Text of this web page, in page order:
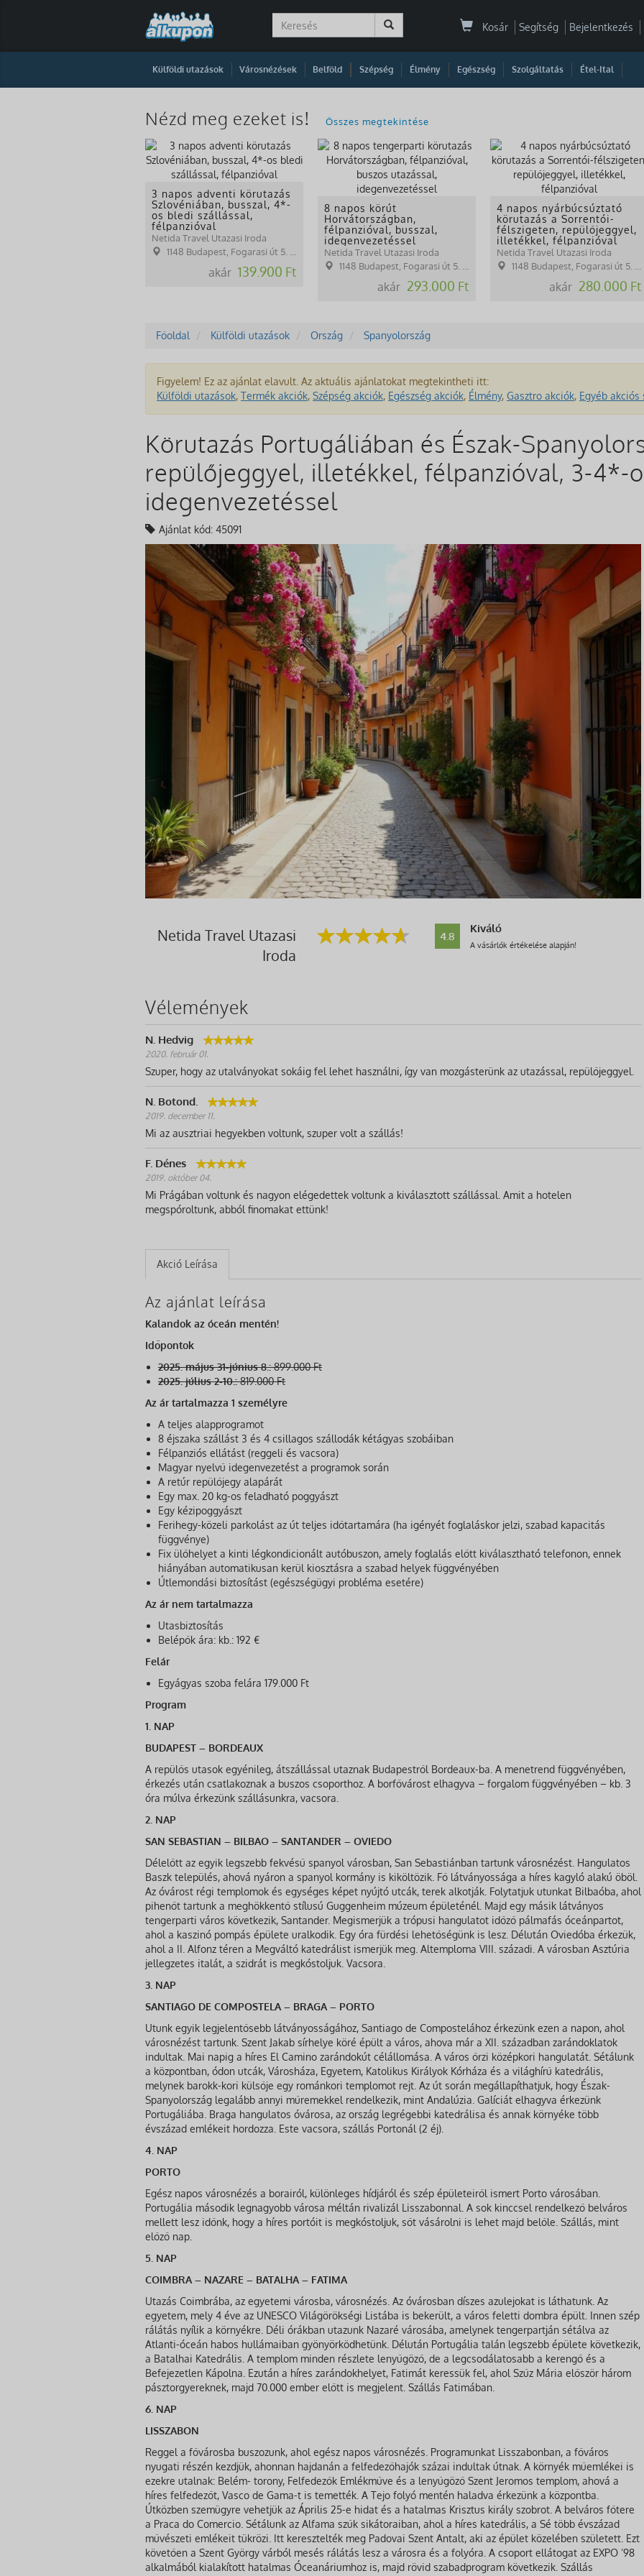
Kosár Segítség Bejelentkezés
Külföldi utazások Városnézések Belföld Szépség Élmény Egészség Szolgáltatás Étel-Ital
Nézd meg ezeket is! Összes megtekintése
3 napos adventi körutazás
Szlovéniában, busszal, 4*-
os bledi szállással,
félpanzióval
Netida Travel Utazasi Iroda
1148 Budapest, Fogarasi út 5. 27. ép.( (NINCS SZEMÉLYES ÜGYFÉLFOGADÁS)
akár 139.900 Ft
8 napos körút
Horvátországban,
félpanzióval, busszal,
idegenvezetéssel
Netida Travel Utazasi Iroda
1148 Budapest, Fogarasi út 5. 27. ép.( (NINCS SZEMÉLYES ÜGYFÉLFOGADÁS)
akár 293.000 Ft
4 napos nyárbúcsúztató
körutazás a Sorrentói-
félszigeten, repülőjeggyel,
illetékkel, félpanzióval
Netida Travel Utazasi Iroda
1148 Budapest, Fogarasi út 5. 27. ép.( (NINCS SZEMÉLYES ÜGYFÉLFOGADÁS)
akár 280.000 Ft
Főoldal Külföldi utazások Ország Spanyolország
Figyelem! Ez az ajánlat elavult. Az aktuális ajánlatokat megtekintheti itt:
Külföldi utazások, Termék akciók, Szépség akciók, Egészség akciók, Élmény, Gasztro akciók, Egyéb
Körutazás Portugáliában és Észak-
repülőjeggyel, illetékkel, félpanzióval, 3-4*-
idegenvezetéssel
Ajánlat kód: 45091
Netida Travel Utazasi
Iroda
4.8
Kiváló
A vásárlók értékelése alapján!
Vélemények
N. Hedvig
2020. február 01.
Szuper, hogy az utalványokat sokáig fel lehet használni, így van mozgásterünk az utazással, repülőjeggyel.
N. Botond.
2019. december 11.
Mi az ausztriai hegyekben voltunk, szuper volt a szállás!
F. Dénes
2019. október 04.
Mi Prágában voltunk és nagyon elégedettek voltunk a kiválasztott szállással. Amit a hotelen
megspóroltunk, abból finomakat ettünk!
Akció Leírása
Az ajánlat leírása
Kalandok az óceán mentén!
Időpontok
2025. május 31-június 8.:899.000 Ft
2025. július 2-10.:819.000 Ft
Az ár tartalmazza 1 személyre
A teljes alapprogramot
8 éjszaka szállást 3 és 4 csillagos szállodák kétágyas szobáiban
Félpanziós ellátást (reggeli és vacsora)
Magyar nyelvű idegenvezetést a programok során
A retúr repülőjegy alapárát
Egy max. 20 kg-os feladható poggyászt
Egy kézipoggyászt
Ferihegy-közeli parkolást az út teljes időtartamára (ha igényét foglaláskor jelzi, szabad kapacitás
függvénye)
Fix ülőhelyet a kinti légkondicionált autóbuszon, amely foglalás előtt kiválasztható telefonon, ennek
hiányában automatikusan kerül kiosztásra a szabad helyek függvényében
Útlemondási biztosítást (egészségügyi probléma esetére)
Az ár nem tartalmazza
Utasbiztosítás
Belépők ára: kb.: 192 €
Felár
Egyágyas szoba felára 179.000 Ft
Program
1. NAP
BUDAPEST – BORDEAUX
A repülős utasok egyénileg, átszállással utaznak Budapestről Bordeaux-ba. A menetrend függvényében,
érkezés után csatlakoznak a buszos csoporthoz. A borfővárost elhagyva – forgalom függvényében – kb. 3
óra múlva érkezünk szállásunkra, vacsora.
2. NAP
SAN SEBASTIAN – BILBAO – SANTANDER – OVIEDO
Délelőtt az egyik legszebb fekvésű spanyol városban, San Sebastiánban tartunk városnézést. Hangulatos
Baszk település, ahová nyáron a spanyol kormány is kiköltözik. Fő látványossága a híres kagyló alakú öböl.
Az óvárost régi templomok és egységes képet nyújtó utcák, terek alkotják. Folytatjuk utunkat Bilbaóba, ahol
pihenőt tartunk a meghökkentő stílusú Guggenheim múzeum épületénél. Majd egy másik látványos
tengerparti város következik, Santander. Megismerjük a trópusi hangulatot időző pálmafás óceánpartot,
ahol a kaszinó pompás épülete uralkodik. Egy óra fürdési lehetőségünk is lesz. Délután Oviedóba érkezük,
ahol a II. Alfonz téren a Megváltó katedrálist ismerjük meg. Altemploma VIII. századi. A városban Asztúria
jellegzetes italát, a szidrát is megkóstoljuk. Vacsora.
3. NAP
SANTIAGO DE COMPOSTELA – BRAGA – PORTO
Utunk egyik legjelentősebb látványosságához, Santiago de Compostelához érkezünk ezen a napon, ahol
városnézést tartunk. Szent Jakab sírhelye köré épült a város, ahova már a XII. században zarándoklatok
indultak. Mai napig a híres El Camino zarándokút célállomása. A város őrzi középkori hangulatát. Sétálunk
a központban, ódon utcák, Városháza, Egyetem, Katolikus Királyok Kórháza és a világhírű katedrális,
melynek barokk-kori külsője egy románkori templomot rejt. Az út során megállapíthatjuk, hogy Észak-
Spanyolország legalább annyi műremekkel rendelkezik, mint Andalúzia. Galíciát elhagyva érkezünk
Portugáliába. Braga hangulatos óvárosa, az ország legrégebbi katedrálisa és annak környéke több
évszázad emlékeit hordozza. Este vacsora, szállás Portonál (2 éj).
4. NAP
PORTO
Egész napos városnézés a borairól, különleges hídjáról és szép épületeiről ismert Porto városában.
Portugália második legnagyobb városa méltán rivalizál Lisszabonnal. A sok kinccsel rendelkező belváros
mellett lesz időnk, hogy a híres portóit is megkóstoljuk, sőt vásárolni is lehet majd belőle. Szállás, mint
előző nap.
5. NAP
COIMBRA – NAZARE – BATALHA – FATIMA
Utazás Coimbrába, az egyetemi városba, városnézés. Az óvárosban díszes azulejokat is láthatunk. Az
egyetem, mely 4 éve az UNESCO Világörökségi Listába is bekerült, a város feletti dombra épült. Innen szép
rálátás nyílik a környékre. Déli órákban utazunk Nazaré városába, amelynek tengerpartján sétálva az
Atlanti-óceán habos hullámaiban gyönyörködhetünk. Délután Portugália talán legszebb épülete következik,
a Batalhai Katedrális. A templom minden részlete lenyűgöző, de a legcsodálatosabb a kerengő és a
Befejezetlen Kápolna. Ezután a híres zarándokhelyet, Fatimát keressük fel, ahol Szűz Mária először három
pásztorgyereknek, majd 70.000 ember előtt is megjelent. Szállás Fatimában.
6. NAP
LISSZABON
Reggel a fővárosba buszozunk, ahol egész napos városnézés. Programunkat Lisszabonban, a főváros
nyugati részén kezdjük, ahonnan hajdanán a felfedezőhajók százai indultak útnak. A környék műemlékei is
ezekre utalnak: Belém- torony, Felfedezők Emlékműve és a lenyűgöző Szent Jeromos templom, ahová a
híres felfedezőt, Vasco de Gama-t is temették. A Tejo folyó mentén haladva érkezünk a központba.
Útközben szemügyre vehetjük az Április 25-e hidat és a hatalmas Krisztus király szobrot. A belváros főtere
a Praca do Comercio. Sétálunk az Alfama szűk sikátoraiban, ahol a híres katedrális, a Sé több évszázad
művészeti emlékeit tükrözi. Itt keresztelték meg Padovai Szent Antalt, aki az épület közelében született. Ezt
követően a Szent György várból mesés rálátás lesz a városra és a folyóra. A csoport ellátogat az EXPO ’98
alkalmából kialakított hatalmas Óceanáriumhoz is, majd rövid szabadprogram következik. Szállás